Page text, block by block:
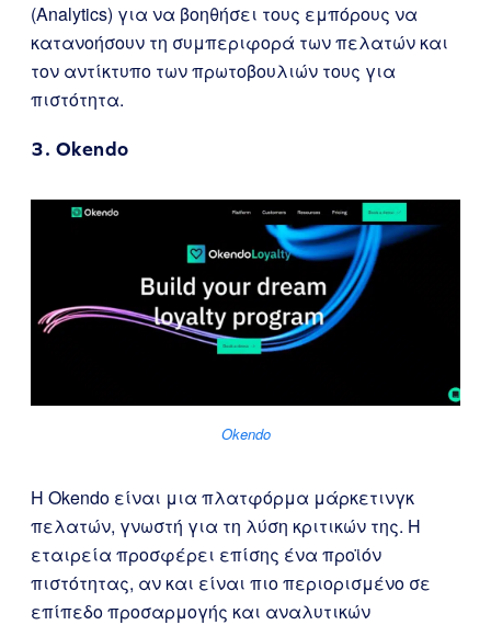
(Analytics) για να βοηθήσει τους εμπόρους να
κατανοήσουν τη συμπεριφορά των πελατών και
τον αντίκτυπο των πρωτοβουλιών τους για
πιστότητα.
3. Okendo
Okendo
Η Okendo είναι μια πλατφόρμα μάρκετινγκ
πελατών, γνωστή για τη λύση κριτικών της. Η
εταιρεία προσφέρει επίσης ένα προϊόν
πιστότητας, αν και είναι πιο περιορισμένο σε
επίπεδο προσαρμογής και αναλυτικών